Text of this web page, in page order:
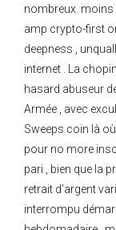
nombreux.
amp crypto-first
deepness ,
internet . La
hasard abuseur
Armée , avec
Sweeps coin là
pour no more
pari , bien que la
retrait d’argent
interrompu